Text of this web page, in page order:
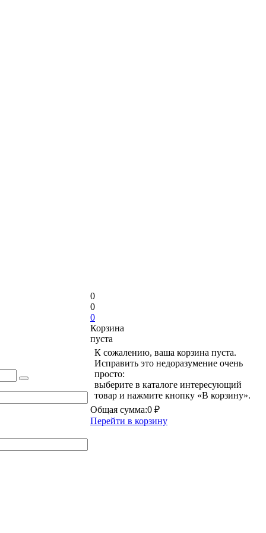
0
0
0
Корзина
пуста
К сожалению, ваша корзина пуста.
Исправить это недоразумение очень
просто:
выберите в каталоге интересующий
товар и нажмите кнопку «В корзину».
Общая сумма:0 ₽
Перейти в корзину